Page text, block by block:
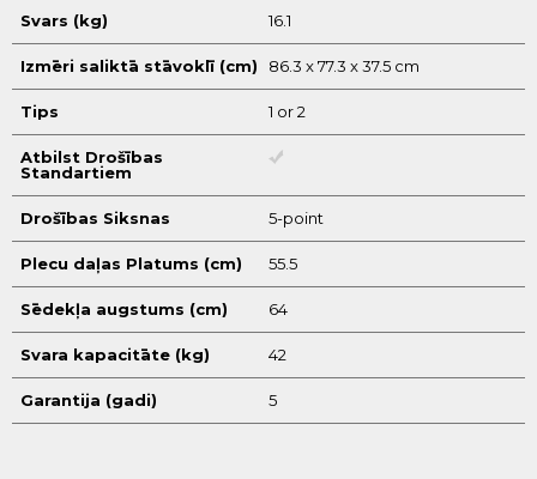
Svars (kg) 16.1
Izmēri saliktā stāvoklī (cm) 86.3 x 77.3 x 37.5 cm
Tips 1 or 2
Atbilst Drošības
Standartiem
Drošības Siksnas 5-point
Plecu daļas Platums (cm) 55.5
Sēdekļa augstums (cm) 64
Svara kapacitāte (kg) 42
Garantija (gadi) 5